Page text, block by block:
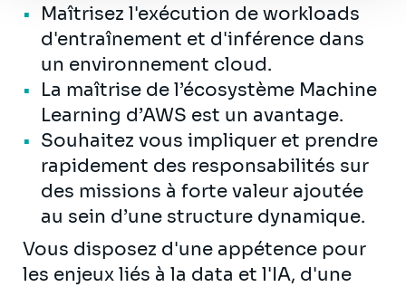
Maîtrisez l'exécution de workloads
d'entraînement et d'inférence dans
un environnement cloud.
La maîtrise de l’écosystème Machine
Learning d’AWS est un avantage.
Souhaitez vous impliquer et prendre
rapidement des responsabilités sur
des missions à forte valeur ajoutée
au sein d’une structure dynamique.
Vous disposez d'une appétence pour
les enjeux liés à la data et l'IA, d'une